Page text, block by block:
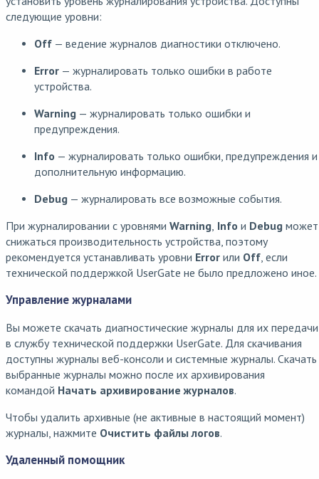
следующие уровни:
Off — ведение журналов диагностики отключено.
Error — журналировать только ошибки в работе
устройства.
Warning — журналировать только ошибки и
предупреждения.
Info — журналировать только ошибки, предупреждения и
дополнительную информацию.
Debug — журналировать все возможные события.
При журналировании с уровнями Warning, Info и Debug может
снижаться производительность устройства, поэтому
рекомендуется устанавливать уровни Error или Off, если
технической поддержкой UserGate не было предложено иное.
Управление журналами
Вы можете скачать диагностические журналы для их передачи
в службу технической поддержки UserGate. Для скачивания
доступны журналы веб-консоли и системные журналы. Скачать
выбранные журналы можно после их архивирования
командой Начать архивирование журналов.
Чтобы удалить архивные (не активные в настоящий момент)
журналы, нажмите Очистить файлы логов.
Удаленный помощник